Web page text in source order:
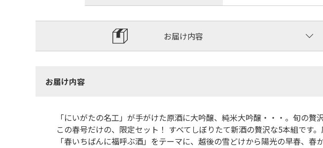
お届け内容
お届け内容
「にいがたの名工」が手がけた原酒に大吟醸、純米大吟醸・・・。旬の贅
この春号だけの、限定セット！ すべてしぼりたて新酒の贅沢な5本組です
「春いちばんに福呼ぶ酒」をテーマに、越後の雪どけから陽光の早春、春